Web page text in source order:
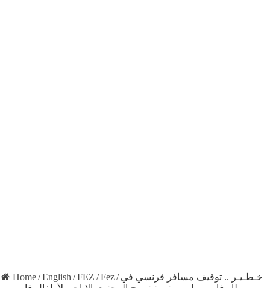
Home/English /FEZ /Fez/ خـطـيـر .. توقيف مسافر فرنسي في